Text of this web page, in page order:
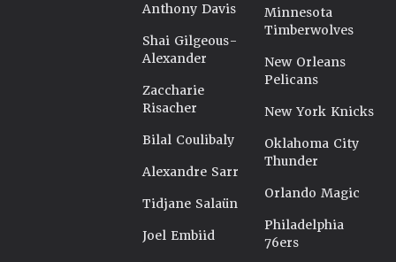
Anthony Davis
Shai Gilgeous-
Alexander
Zaccharie
Risacher
Bilal Coulibaly
Alexandre Sarr
Tidjane Salaün
Joel Embiid
Minnesota
Timberwolves
New Orleans
Pelicans
New York Knicks
Oklahoma City
Thunder
Orlando Magic
Philadelphia
76ers